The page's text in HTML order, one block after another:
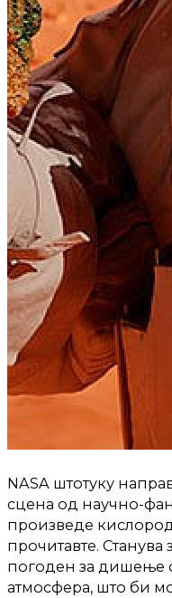
NASA штотуку
сцена од научно-
произведе
прочитавте.
погоден за дишење
атмосфера, што би